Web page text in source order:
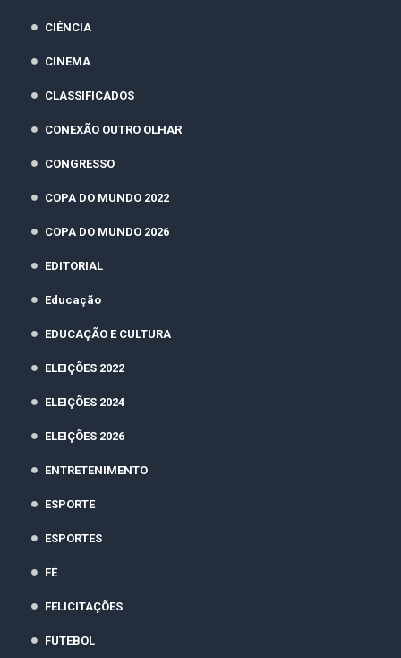
CIÊNCIA
CINEMA
CLASSIFICADOS
CONEXÃO OUTRO OLHAR
CONGRESSO
COPA DO MUNDO 2022
COPA DO MUNDO 2026
EDITORIAL
Educação
EDUCAÇÃO E CULTURA
ELEIÇÕES 2022
ELEIÇÕES 2024
ELEIÇÕES 2026
ENTRETENIMENTO
ESPORTE
ESPORTES
FÉ
FELICITAÇÕES
FUTEBOL